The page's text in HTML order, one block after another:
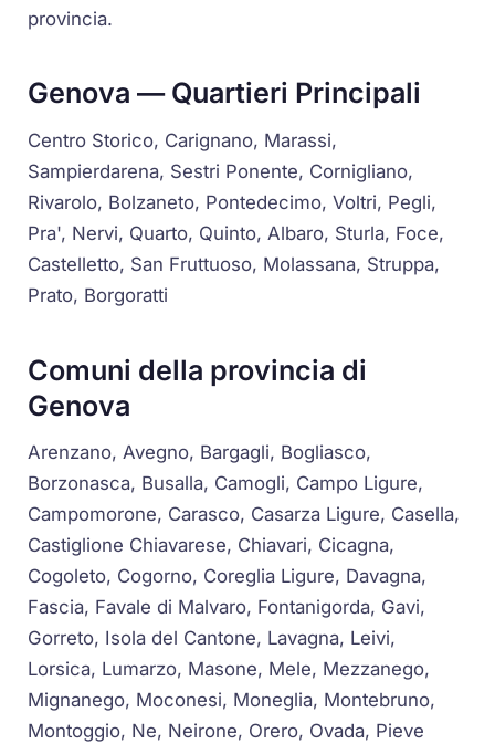
provincia.
Genova — Quartieri Principali
Centro Storico, Carignano, Marassi,
Sampierdarena, Sestri Ponente, Cornigliano,
Rivarolo, Bolzaneto, Pontedecimo, Voltri, Pegli,
Pra', Nervi, Quarto, Quinto, Albaro, Sturla, Foce,
Castelletto, San Fruttuoso, Molassana, Struppa,
Prato, Borgoratti
Comuni della provincia di
Genova
Arenzano, Avegno, Bargagli, Bogliasco,
Borzonasca, Busalla, Camogli, Campo Ligure,
Campomorone, Carasco, Casarza Ligure, Casella,
Castiglione Chiavarese, Chiavari, Cicagna,
Cogoleto, Cogorno, Coreglia Ligure, Davagna,
Fascia, Favale di Malvaro, Fontanigorda, Gavi,
Gorreto, Isola del Cantone, Lavagna, Leivi,
Lorsica, Lumarzo, Masone, Mele, Mezzanego,
Mignanego, Moconesi, Moneglia, Montebruno,
Montoggio, Ne, Neirone, Orero, Ovada, Pieve